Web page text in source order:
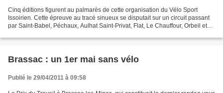
Cinq éditions figurent au palmarès de cette organisation du Vélo Sport
Issoirien. Cette épreuve au tracé sinueux se disputait sur un circuit passant
par Saint-Babel, Péchaux, Aulhat Saint-Privat, Flat, Le Chauffour, Orbeil et
Brassac : un 1er mai sans vélo
Publié le 29/04/2011 à 09:58